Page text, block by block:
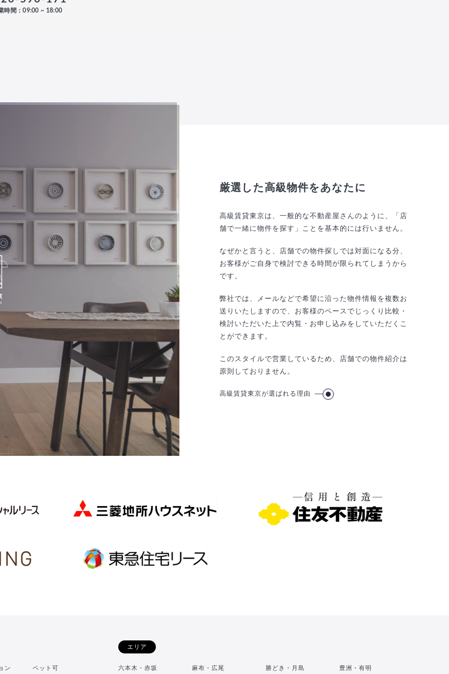
時間：09:00 ~ 18:00
厳選した高級物件をあなたに
高級賃貸東京は、一般的な不動産屋さんのように、「店
舗で一緒に物件を探す」ことを基本的には行いません。
なぜかと言うと、店舗での物件探しでは対面になる分、
お客様がご自身で検討できる時間が限られてしまうから
です。
弊社では、メールなどで希望に沿った物件情報を複数お
送りいたしますので、お客様のペースでじっくり比較・
検討いただいた上で内覧・お申し込みをしていただくこ
とができます。
このスタイルで営業しているため、店舗での物件紹介は
原則しておりません。
高級賃貸東京が選ばれる理由
ン ペット可
エリア
六本木・赤坂 麻布・広尾 勝どき・月島 豊洲・有明